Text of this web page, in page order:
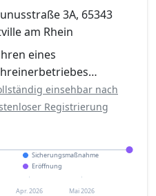
verfügbar
registrieren
3A, 65343
am Rhein
eines
einsehbar nach
Registrierung
Sicherungsmaßnahme
Eröffnung
Apr. 2026 Mai 2026